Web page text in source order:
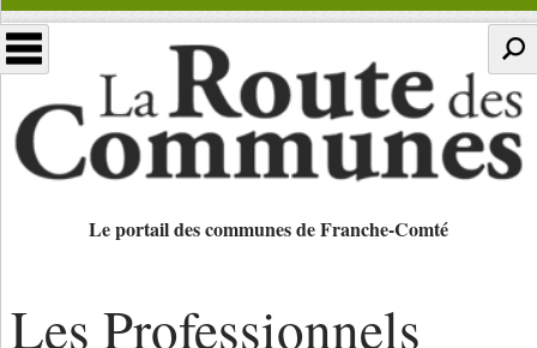
Le portail des communes de Franche-Comté
Les Professionnels